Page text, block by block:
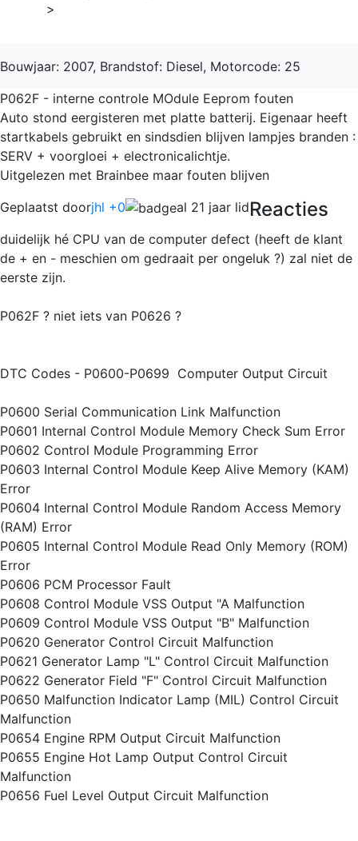
>
Bouwjaar: 2007, Brandstof: Diesel, Motorcode: 25
P062F - interne controle MOdule Eeprom fouten
Auto stond eergisteren met platte batterij. Eigenaar heeft
startkabels gebruikt en sindsdien blijven lampjes branden :
SERV + voorgloei + electronicalichtje.
Uitgelezen met Brainbee maar fouten blijven
Geplaatst doorjhl +0 al 21 jaar lidReacties
duidelijk hé CPU van de computer defect (heeft de klant
de + en - meschien om gedraait per ongeluk ?) zal niet de
eerste zijn.
P062F ? niet iets van P0626 ?
DTC Codes - P0600-P0699  Computer Output Circuit
P0600 Serial Communication Link Malfunction
P0601 Internal Control Module Memory Check Sum Error
P0602 Control Module Programming Error
P0603 Internal Control Module Keep Alive Memory (KAM)
Error
P0604 Internal Control Module Random Access Memory
(RAM) Error
P0605 Internal Control Module Read Only Memory (ROM)
Error
P0606 PCM Processor Fault
P0608 Control Module VSS Output "A Malfunction
P0609 Control Module VSS Output "B" Malfunction
P0620 Generator Control Circuit Malfunction
P0621 Generator Lamp "L" Control Circuit Malfunction
P0622 Generator Field "F" Control Circuit Malfunction
P0650 Malfunction Indicator Lamp (MIL) Control Circuit
Malfunction
P0654 Engine RPM Output Circuit Malfunction
P0655 Engine Hot Lamp Output Control Circuit
Malfunction
P0656 Fuel Level Output Circuit Malfunction